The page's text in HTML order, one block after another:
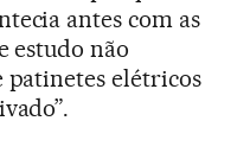
antes com as
estudo não
patinetes elétricos